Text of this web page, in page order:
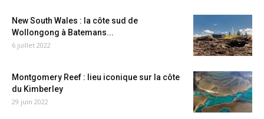
New South Wales : la côte sud de
Wollongong à Batemans...
6 juillet 2022
Montgomery Reef : lieu iconique sur la côte
du Kimberley
29 juin 2022